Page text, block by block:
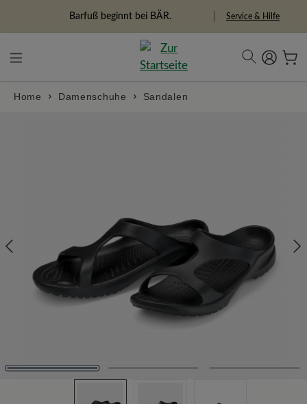
Freiheitspioniere Service & Hilfe
Home Damenschuhe Sandalen